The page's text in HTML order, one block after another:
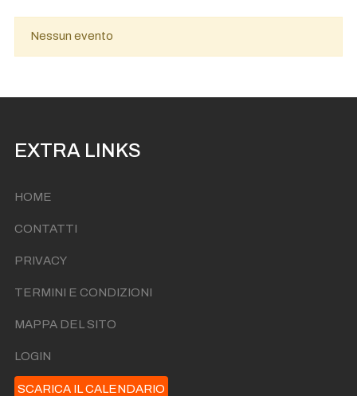
Nessun evento
EXTRA LINKS
HOME
CONTATTI
PRIVACY
TERMINI E CONDIZIONI
MAPPA DEL SITO
LOGIN
SCARICA IL CALENDARIO